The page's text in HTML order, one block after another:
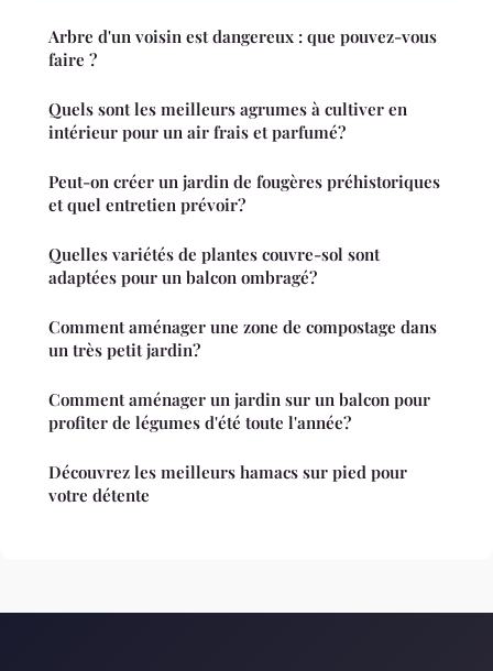
Arbre d'un voisin est dangereux : que pouvez-vous
faire ?
Quels sont les meilleurs agrumes à cultiver en
intérieur pour un air frais et parfumé?
Peut-on créer un jardin de fougères préhistoriques
et quel entretien prévoir?
Quelles variétés de plantes couvre-sol sont
adaptées pour un balcon ombragé?
Comment aménager une zone de compostage dans
un très petit jardin?
Comment aménager un jardin sur un balcon pour
profiter de légumes d'été toute l'année?
Découvrez les meilleurs hamacs sur pied pour
votre détente